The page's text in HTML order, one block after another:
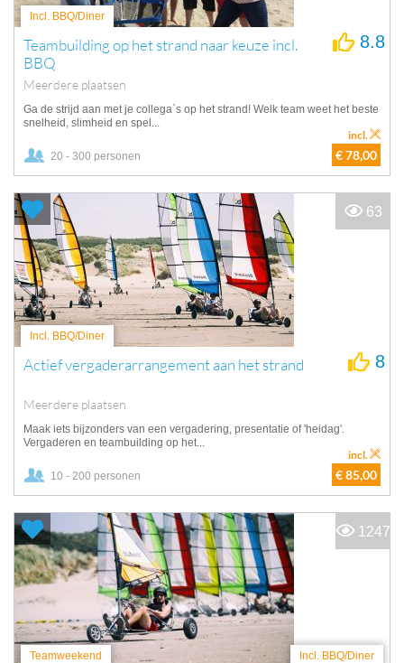
Incl. BBQ/Diner
Teambuilding op het strand naar keuze incl.
BBQ
Meerdere plaatsen
8.8
Ga de strijd aan met je collega`s op het strand! Welk team weet het beste
snelheid, slimheid en spel...
20 - 300 personen € 78,00
incl.
Incl. BBQ/Diner
Actief vergaderarrangement aan het strand
Meerdere plaatsen
8
Maak iets bijzonders van een vergadering, presentatie of 'heidag'.
Vergaderen en teambuilding op het...
10 - 200 personen € 85,00
incl.
63
Teamweekend Incl. BBQ/Diner
1247